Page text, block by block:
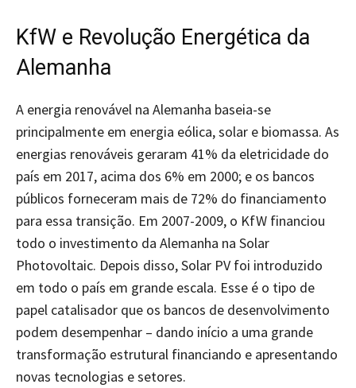
KfW e Revolução Energética da
Alemanha
A energia renovável na Alemanha baseia-se
principalmente em energia eólica, solar e biomassa. As
energias renováveis geraram 41% da eletricidade do
país em 2017, acima dos 6% em 2000; e os bancos
públicos forneceram mais de 72% do financiamento
para essa transição. Em 2007-2009, o KfW financiou
todo o investimento da Alemanha na Solar
Photovoltaic. Depois disso, Solar PV foi introduzido
em todo o país em grande escala. Esse é o tipo de
papel catalisador que os bancos de desenvolvimento
podem desempenhar – dando início a uma grande
transformação estrutural financiando e apresentando
novas tecnologias e setores.